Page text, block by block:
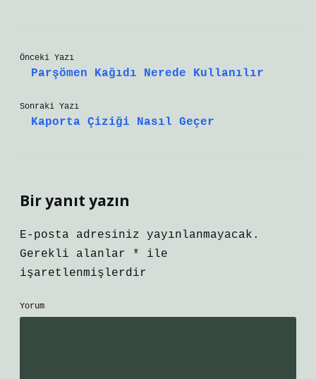
Önceki Yazı
Parşömen Kağıdı Nerede Kullanılır
Sonraki Yazı
Kaporta Çiziği Nasıl Geçer
Bir yanıt yazın
E-posta adresiniz yayınlanmayacak.
Gerekli alanlar
*
ile
işaretlenmişlerdir
Yorum